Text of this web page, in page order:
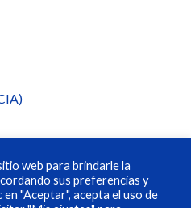
web para brindarle la
sus preferencias y
"Aceptar", acepta el uso de